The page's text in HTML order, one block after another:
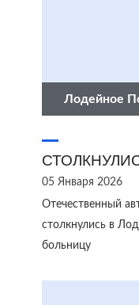
Лодейное
05 Января 2026
Отечественный
столкнулись в
больницу